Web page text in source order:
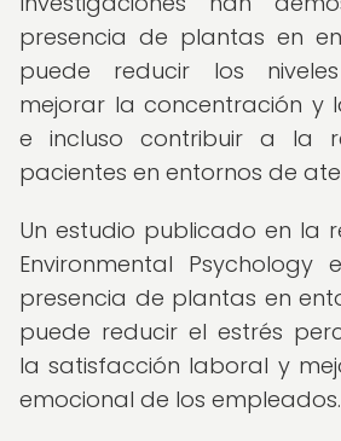
presencia de plantas en
puede reducir los
mejorar la concentración y
e incluso contribuir a la
pacientes en entornos de
Un estudio publicado en la
Environmental Psychology
presencia de plantas en
puede reducir el estrés
la satisfacción laboral y
emocional de los empleados.